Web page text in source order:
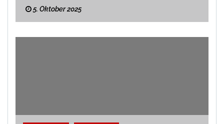
5. Oktober 2025